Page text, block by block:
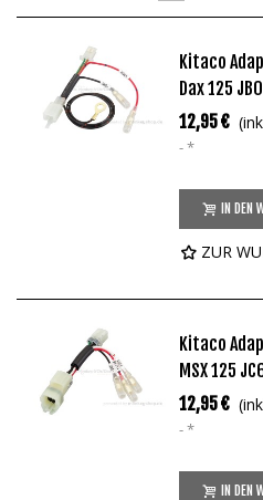
Kitaco
Dax 125
12,95 €
*
IN DEN
ZUR
Kitaco
MSX 125
12,95 €
*
IN DEN